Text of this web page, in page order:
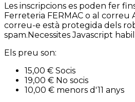
Les inscripcions es poden fer
Ferreteria FERMAC o al correu
correu-e està protegida dels
spam.Necessites Javascript
Els preu son:
15,00 € Socis
19,00 € No socis
10,00 € menors d'11 anys